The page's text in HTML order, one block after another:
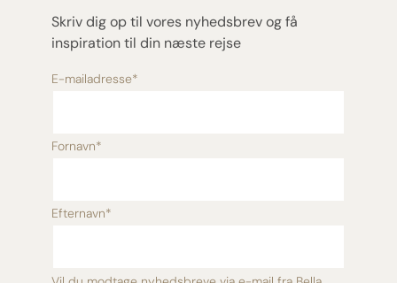
Skriv dig op til vores nyhedsbrev og få
inspiration til din næste rejse
E-mailadresse*
Fornavn*
Efternavn*